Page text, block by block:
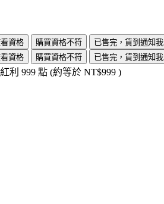
資格 購買資格不符 已售完，貨到通知我
資格 購買資格不符 已售完，貨到通知我
利 999 點 (約等於 NT$999 )